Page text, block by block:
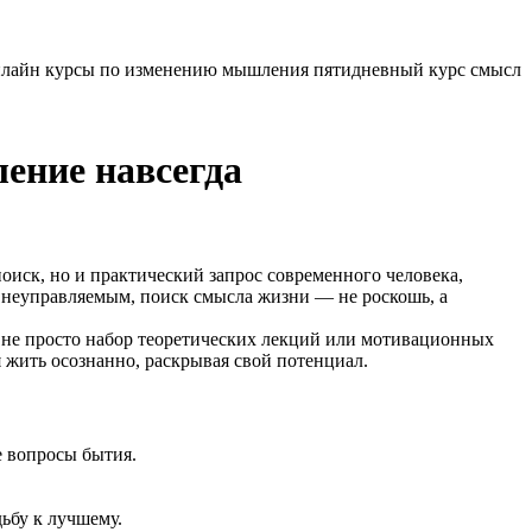
навсегда
но и практический запрос современного человека,
неуправляемым, поиск смысла жизни — не роскошь, а
просто набор теоретических лекций или мотивационных
осознанно, раскрывая свой потенциал.
вопросы бытия.
к лучшему.